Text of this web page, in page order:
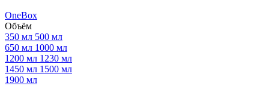
OneBox
Объём
350 мл 500 мл
650 мл 1000 мл
1200 мл 1230 мл
1450 мл 1500 мл
1900 мл